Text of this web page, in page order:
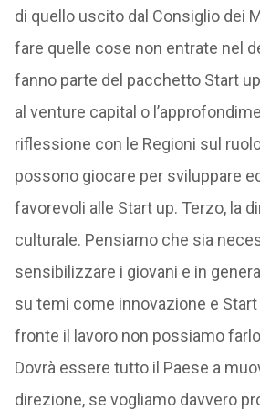
di quello uscito dal Consiglio dei
fare quelle cose non entrate nel
fanno parte del pacchetto Start
al venture capital o
riflessione con le Regioni sul
possono giocare per sviluppare
favorevoli alle Start up. Terzo, la
culturale. Pensiamo che sia
sensibilizzare i giovani e in
su temi come innovazione e
fronte il lavoro non possiamo
Dovrà essere tutto il Paese a
direzione, se vogliamo davvero